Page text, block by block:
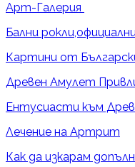
Арт-Галерия
Бални
Картини от
Древен Амулет
Ентусиасти към
Лечение на Артрит
Как да изкарам